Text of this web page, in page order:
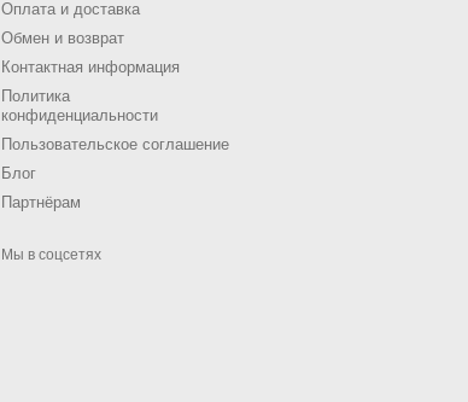
Оплата и доставка
Обмен и возврат
Контактная информация
Политика
конфиденциальности
Пользовательское соглашение
Блог
Партнёрам
Мы в соцсетях